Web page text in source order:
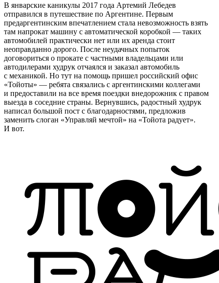
В январские каникулы 2017 года Артемий Лебедев
отправился в путешествие по Аргентине. Первым
предаргентинским впечатлением стала невозможность взять
там напрокат машину с автоматической коробкой — таких
автомобилей практически нет или их аренда стоит
неоправданно дорого. После неудачных попыток
договориться о прокате с частными владельцами или
автодилерами худрук отчаялся и заказал автомобиль
с механикой. Но тут на помощь пришел российский офис
«Тойоты» — ребята связались с аргентинскими коллегами
и предоставили на все время поездки внедорожник с правом
выезда в соседние страны. Вернувшись, радостный худрук
написал большой пост с благодарностями, предложив
заменить слоган «Управляй мечтой» на «Тойота радует».
И вот.